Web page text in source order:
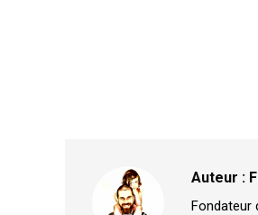
Auteur :
Fondateur